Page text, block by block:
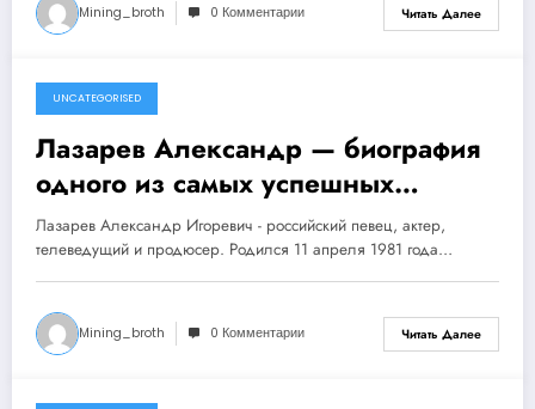
Mining_broth 0 Комментарии Читать Далее
1 ноября 2023
UNCATEGORISED
Лазарев Александр — биография
одного из самых успешных
российских певцов, его
многочисленные достижения и
интересная личная жизнь
Лазарев Александр Игоревич - российский певец, актер,
телеведущий и продюсер. Родился 11 апреля 1981 года…
Mining_broth 0 Комментарии Читать Далее